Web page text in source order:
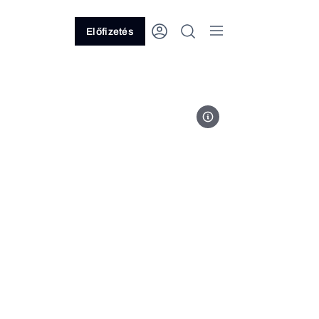
Előfizetés
Kép forrása: Telex/YouTube